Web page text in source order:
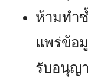
ห้ามทำ
แพร่ข้อ
รับอนุญ